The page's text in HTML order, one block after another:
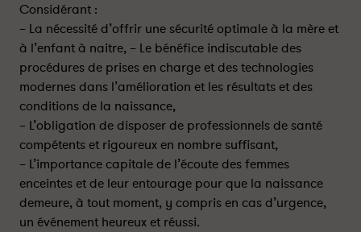
Considérant :
– La nécessité d’offrir une sécurité optimale à la mère et
à l’enfant à naitre, – Le bénéfice indiscutable des
procédures de prises en charge et des technologies
modernes dans l’amélioration et les résultats et des
conditions de la naissance,
– L’obligation de disposer de professionnels de santé
compétents et rigoureux en nombre suffisant,
– L’importance capitale de l’écoute des femmes
enceintes et de leur entourage pour que la naissance
demeure, à tout moment, y compris en cas d’urgence,
un événement heureux et réussi.